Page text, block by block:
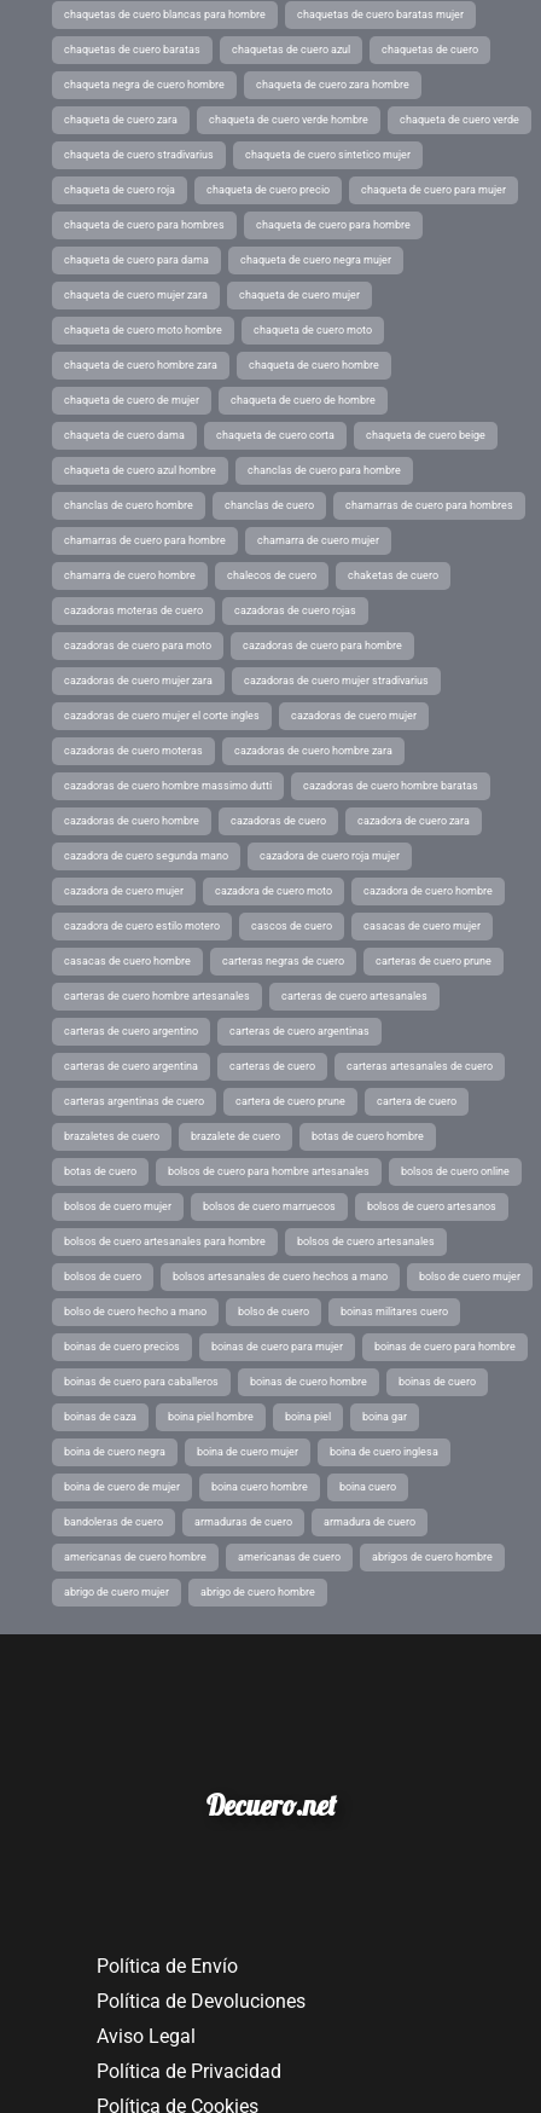
chaquetas de cuero blancas para hombre chaquetas de cuero baratas mujer
chaquetas de cuero baratas chaquetas de cuero azul chaquetas de cuero
chaqueta negra de cuero hombre chaqueta de cuero zara hombre
chaqueta de cuero zara chaqueta de cuero verde hombre chaqueta de cuero verde
chaqueta de cuero stradivarius chaqueta de cuero sintetico mujer
chaqueta de cuero roja chaqueta de cuero precio chaqueta de cuero para mujer
chaqueta de cuero para hombres chaqueta de cuero para hombre
chaqueta de cuero para dama chaqueta de cuero negra mujer
chaqueta de cuero mujer zara chaqueta de cuero mujer
chaqueta de cuero moto hombre chaqueta de cuero moto
chaqueta de cuero hombre zara chaqueta de cuero hombre
chaqueta de cuero de mujer chaqueta de cuero de hombre
chaqueta de cuero dama chaqueta de cuero corta chaqueta de cuero beige
chaqueta de cuero azul hombre chanclas de cuero para hombre
chanclas de cuero hombre chanclas de cuero chamarras de cuero para hombres
chamarras de cuero para hombre chamarra de cuero mujer
chamarra de cuero hombre chalecos de cuero chaketas de cuero
cazadoras moteras de cuero cazadoras de cuero rojas
cazadoras de cuero para moto cazadoras de cuero para hombre
cazadoras de cuero mujer zara cazadoras de cuero mujer stradivarius
cazadoras de cuero mujer el corte ingles cazadoras de cuero mujer
cazadoras de cuero moteras cazadoras de cuero hombre zara
cazadoras de cuero hombre massimo dutti cazadoras de cuero hombre baratas
cazadoras de cuero hombre cazadoras de cuero cazadora de cuero zara
cazadora de cuero segunda mano cazadora de cuero roja mujer
cazadora de cuero mujer cazadora de cuero moto cazadora de cuero hombre
cazadora de cuero estilo motero cascos de cuero casacas de cuero mujer
casacas de cuero hombre carteras negras de cuero carteras de cuero prune
carteras de cuero hombre artesanales carteras de cuero artesanales
carteras de cuero argentino carteras de cuero argentinas
carteras de cuero argentina carteras de cuero carteras artesanales de cuero
carteras argentinas de cuero cartera de cuero prune cartera de cuero
brazaletes de cuero brazalete de cuero botas de cuero hombre
botas de cuero bolsos de cuero para hombre artesanales bolsos de cuero online
bolsos de cuero mujer bolsos de cuero marruecos bolsos de cuero artesanos
bolsos de cuero artesanales para hombre bolsos de cuero artesanales
bolsos de cuero bolsos artesanales de cuero hechos a mano bolso de cuero mujer
bolso de cuero hecho a mano bolso de cuero boinas militares cuero
boinas de cuero precios boinas de cuero para mujer boinas de cuero para hombre
boinas de cuero para caballeros boinas de cuero hombre boinas de cuero
boinas de caza boina piel hombre boina piel boina gar
boina de cuero negra boina de cuero mujer boina de cuero inglesa
boina de cuero de mujer boina cuero hombre boina cuero
bandoleras de cuero armaduras de cuero armadura de cuero
americanas de cuero hombre americanas de cuero abrigos de cuero hombre
abrigo de cuero mujer abrigo de cuero hombre
Decuero.net
Política de Envío
Política de Devoluciones
Aviso Legal
Política de Privacidad
Política de Cookies